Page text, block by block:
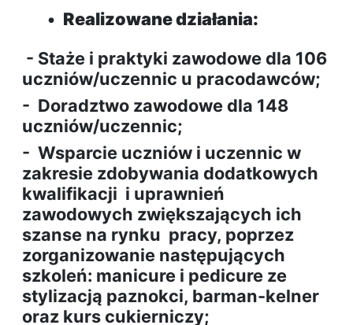
• Realizowane działania:
- Staże i praktyki zawodowe dla 106
uczniów/uczennic u pracodawców;
- Doradztwo zawodowe dla 148
uczniów/uczennic;
- Wsparcie uczniów i uczennic w
zakresie zdobywania dodatkowych
kwalifikacji i uprawnień
zawodowych zwiększających ich
szanse na rynku pracy, poprzez
zorganizowanie następujących
szkoleń: manicure i pedicure ze
stylizacją paznokci, barman-kelner
oraz kurs cukierniczy;